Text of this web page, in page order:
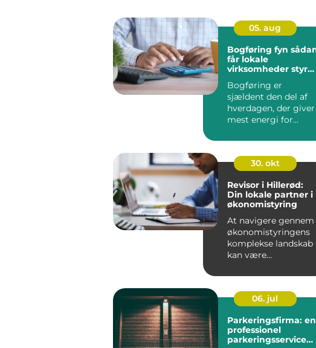
05. aug
Bogføring fyn sådan
får lokale
virksomheder styr
Bogføring er
sjældent den del af
hverdagen, der giver
mest energi for
Alligevel...
30. okt
Revisor i Hillerød:
Din lokale partner i
økonomistyring
At navigere gennem
økonomistyringens
komplekse landskab
kan være
mange ...
06. jul
Parkeringsfirma: en
professionel
parkeringsservice